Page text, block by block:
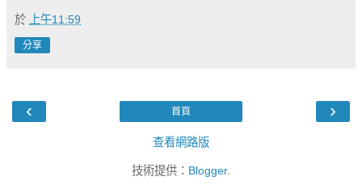
於 上午11:59
分享
‹ ›
首頁
查看網路版
技術提供： Blogger.